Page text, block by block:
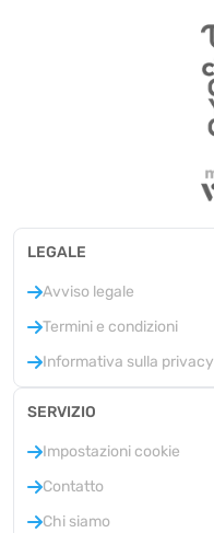
LEGALE
Avviso legale
Termini e condizioni
Informativa sulla privacy
SERVIZIO
Impostazioni cookie
Contatto
Chi siamo